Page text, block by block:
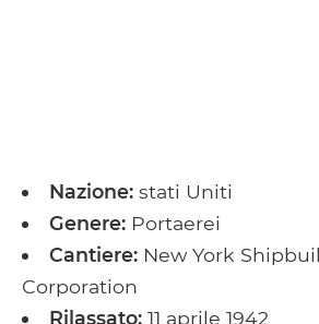
Nazione:stati Uniti
Genere:Portaerei
Cantiere:New York
Corporation
Rilassato:11 aprile 1942